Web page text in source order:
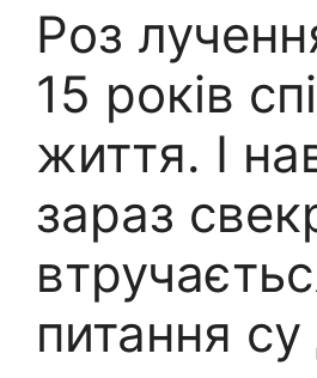
Роз
15 років
життя. І
зараз
питання